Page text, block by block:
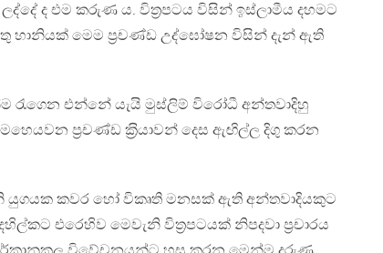
ද එම කරුණ ය. විත‍්‍රපටය විසින් ඉස්ලාමීය දහමට
හානියක් මෙම ප‍්‍රචණ්ඩ උද්ඝෝෂන විසින් දැන් ඇති
එන්නේ යැයි මුස්ලිම් විරෝධී අන්තවාදිහු
ප‍්‍රචණ්ඩ ක‍්‍රියාවන් දෙස ඇඟිල්ල දිගු කරන
යුගයක කවර හෝ විකෘති මනසක් ඇති අන්තවාදියකුට
එරෙහිව මෙවැනි විත‍්‍රපටයක් නිපදවා ප‍්‍රචාරය